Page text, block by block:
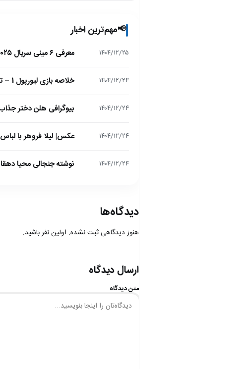
📢مهم‌ترین اخبار
۱۴۰۴/۱۲/۲۵ معرفی ۶ مینی سریال ۲۰۲۵ که نباید از دست بدهید!
۱۴۰۴/۱۲/۲۴ خلاصه بازی لیورپول 1 – تاتنهام 1 (لیگ برتر انگلیس)
۱۴۰۴/۱۲/۲۴ بیوگرافی هلن دختر
۱۴۰۴/۱۲/۲۴ عکس| لیلا فروهر با
۱۴۰۴/۱۲/۲۴ نوشته جنجالی محیا
دیدگاه‌ها
هنوز دیدگاهی ثبت نشده. اولین نفر باشید.
ارسال دیدگاه
متن دیدگاه